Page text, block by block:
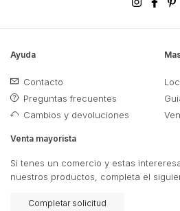
Ayuda
Contacto
Preguntas frecuentes
Cambios y devoluciones
Venta mayorista
Si tenes un comercio y estas
nuestros productos, completa el
Completar solicitud